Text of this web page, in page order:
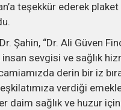
teşekkür ederek plaket
Şahin, “Dr. Ali Güven
insan sevgisi ve sağlık
derin bir iz
verdiği
daim sağlık ve huzur